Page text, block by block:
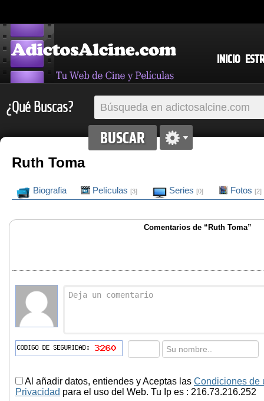
INICIO
¿Qué Buscas?
Ruth Toma
Biografia Películas [3] Series [0] Fotos [2]
Comentarios de “Ruth Toma”
Al añadir datos, entiendes y Aceptas las Condiciones de
Privacidad para el uso del Web. Tu Ip es : 216.73.216.252